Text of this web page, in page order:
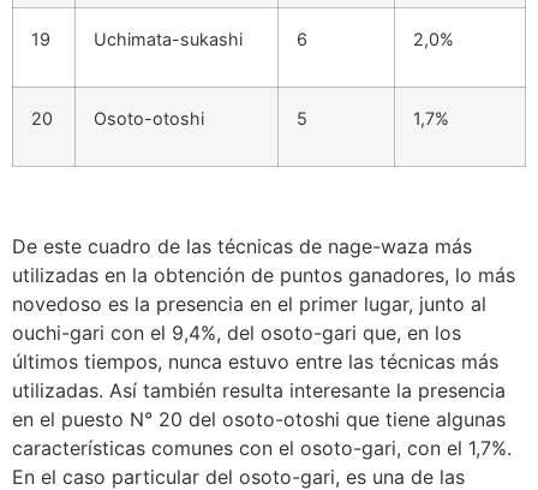
19 Uchimata-sukashi 6 2,0%
20 Osoto-otoshi 5 1,7%
De este cuadro de las técnicas de nage-waza más
utilizadas en la obtención de puntos ganadores, lo más
novedoso es la presencia en el primer lugar, junto al
ouchi-gari con el 9,4%, del osoto-gari que, en los
últimos tiempos, nunca estuvo entre las técnicas más
utilizadas. Así también resulta interesante la presencia
en el puesto N° 20 del osoto-otoshi que tiene algunas
características comunes con el osoto-gari, con el 1,7%.
En el caso particular del osoto-gari, es una de las